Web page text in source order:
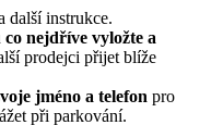
další instrukce.
co nejdříve vyložte a
prodejci přijet blíže
jméno a telefon pro
při parkování.